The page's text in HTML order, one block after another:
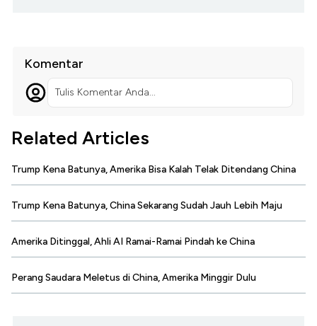
Komentar
Tulis Komentar Anda...
Related Articles
Trump Kena Batunya, Amerika Bisa Kalah Telak Ditendang China
Trump Kena Batunya, China Sekarang Sudah Jauh Lebih Maju
Amerika Ditinggal, Ahli AI Ramai-Ramai Pindah ke China
Perang Saudara Meletus di China, Amerika Minggir Dulu